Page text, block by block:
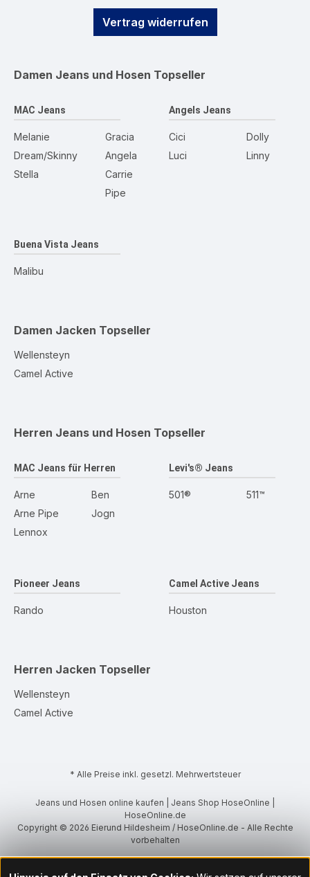
Vertrag widerrufen
Damen Jeans und Hosen Topseller
MAC Jeans
Melanie
Dream/Skinny
Stella
Gracia
Angela
Carrie
Pipe
Angels Jeans
Cici
Luci
Dolly
Linny
Buena Vista Jeans
Malibu
Damen Jacken Topseller
Wellensteyn
Camel Active
Herren Jeans und Hosen Topseller
MAC Jeans für Herren
Arne
Arne Pipe
Lennox
Ben
Jogn
Levi's® Jeans
501® 511™
Pioneer Jeans
Rando
Camel Active Jeans
Houston
Herren Jacken Topseller
Wellensteyn
Camel Active
* Alle Preise inkl. gesetzl. Mehrwertsteuer
Jeans und Hosen online kaufen | Jeans Shop HoseOnline |
HoseOnline.de
Copyright © 2026 Eierund Hildesheim / HoseOnline.de - Alle Rechte
vorbehalten